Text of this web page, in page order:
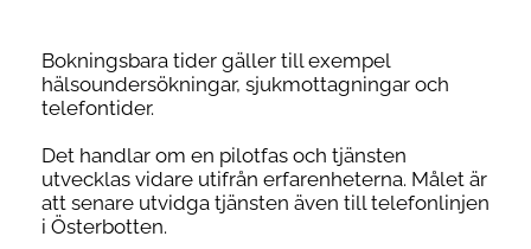
Bokningsbara tider gäller till exempel
hälsoundersökningar, sjukmottagningar och
telefontider.
Det handlar om en pilotfas och tjänsten
utvecklas vidare utifrån erfarenheterna. Målet är
att senare utvidga tjänsten även till telefonlinjen
i Österbotten.